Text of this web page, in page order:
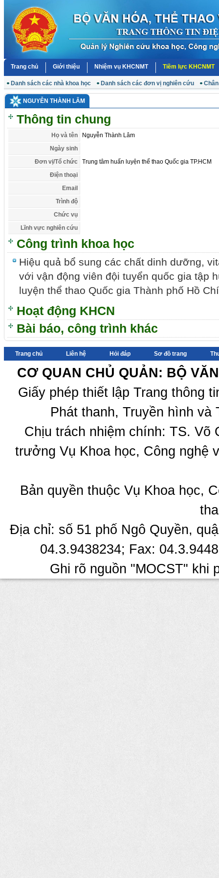
Trang chủ Giới thiệu Nhiệm vụ KHCNMT Tiềm lực KHCNMT
Danh sách các nhà khoa học Danh sách các đơn vị nghiên cứu
NGUYỄN THÀNH LÂM
Thông tin chung
Họ và tên
Nguyễn Thành Lâm
Ngày sinh
Đơn vị/Tổ chức
Trung tâm huấn luyện thể thao Quốc gia TP.HCM
Điện thoại
Email
Trình độ
Chức vụ
Lĩnh vực nghiên cứu
Công trình khoa học
Hiệu quả bổ sung các chất dinh dưỡng,
với vận động viên đội tuyển quốc gia tập
luyện thể thao Quốc gia Thành phố Hồ
Hoạt động KHCN
Bài báo, công trình khác
Trang chủ Liên hệ Hỏi đáp Sơ đồ trang
CƠ QUAN CHỦ QUẢN: BỘ
Giấy phép thiết lập Trang thông
Phát thanh, Truyền hình
Chịu trách nhiệm chính: TS.
trưởng Vụ Khoa học, Công nghệ
Bản quyền thuộc Vụ Khoa học,
Địa chỉ: số 51 phố Ngô Quyền,
04.3.9438234; Fax:
Ghi rõ nguồn "MOCST" khi